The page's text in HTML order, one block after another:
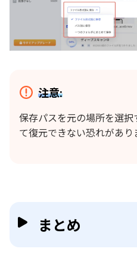
注意:
保存パスを元の場所を選
て復元できない恐れがあり
まとめ